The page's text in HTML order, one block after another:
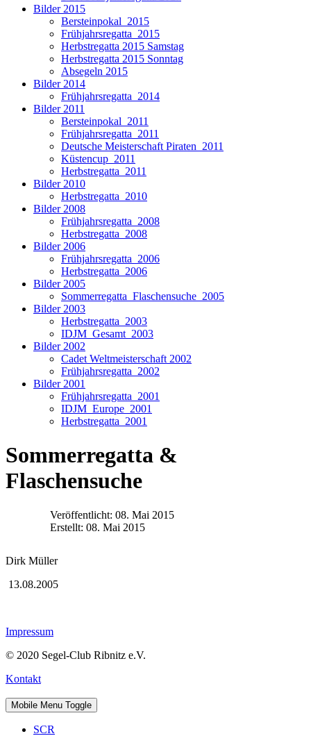
Bilder 2015
Bersteinpokal_2015
Frühjahrsregatta_2015
Herbstregatta 2015 Samstag
Herbstregatta 2015 Sonntag
Absegeln 2015
Bilder 2014
Frühjahrsregatta_2014
Bilder 2011
Bersteinpokal_2011
Frühjahrsregatta_2011
Deutsche Meisterschaft Piraten_2011
Küstencup_2011
Herbstregatta_2011
Bilder 2010
Herbstregatta_2010
Bilder 2008
Frühjahrsregatta_2008
Herbstregatta_2008
Bilder 2006
Frühjahrsregatta_2006
Herbstregatta_2006
Bilder 2005
Sommerregatta_Flaschensuche_2005
Bilder 2003
Herbstregatta_2003
IDJM_Gesamt_2003
Bilder 2002
Cadet Weltmeisterschaft 2002
Frühjahrsregatta_2002
Bilder 2001
Frühjahrsregatta_2001
IDJM_Europe_2001
Herbstregatta_2001
Sommerregatta &
Flaschensuche
Veröffentlicht: 08. Mai 2015
Erstellt: 08. Mai 2015
Dirk Müller
13.08.2005
Impressum
© 2020 Segel-Club Ribnitz e.V.
Kontakt
Mobile Menu Toggle
SCR